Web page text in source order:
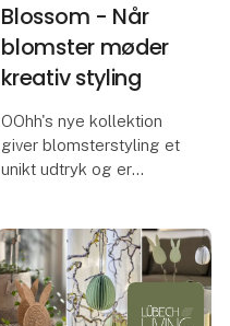
Blossom - Når
blomster møder
kreativ styling
OOhh's nye kollektion
giver blomsterstyling et
unikt udtryk og er
30% genanvendt
keramik
OOhh præsenterer